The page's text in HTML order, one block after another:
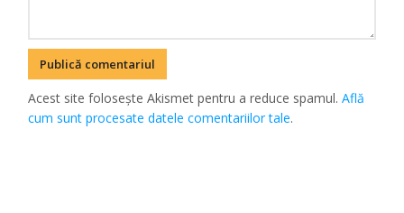
Acest site folosește Akismet pentru a reduce spamul.Află
cum sunt procesate datele comentariilor tale.